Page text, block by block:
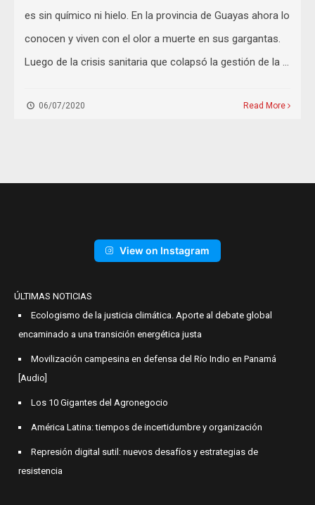
es sin químico ni hielo. En la provincia de Guayas ahora lo
conocen y viven con el olor a muerte en sus gargantas.
Luego de la crisis sanitaria que colapsó la gestión de la …
06/07/2020 Read More
View on Instagram
ÚLTIMAS NOTICIAS
Ecologismo de la justicia climática. Aporte al debate global
encaminado a una transición energética justa
Movilización campesina en defensa del Río Indio en Panamá
[Audio]
Los 10 Gigantes del Agronegocio
América Latina: tiempos de incertidumbre y organización
Represión digital sutil: nuevos desafíos y estrategias de
resistencia